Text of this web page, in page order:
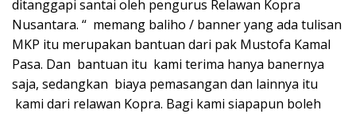
ditanggapi santai oleh pengurus Relawan Kopra
Nusantara. “ memang baliho / banner yang ada tulisan
MKP itu merupakan bantuan dari pak Mustofa Kamal
Pasa. Dan bantuan itu kami terima hanya banernya
saja, sedangkan biaya pemasangan dan lainnya itu
kami dari relawan Kopra. Bagi kami siapapun boleh